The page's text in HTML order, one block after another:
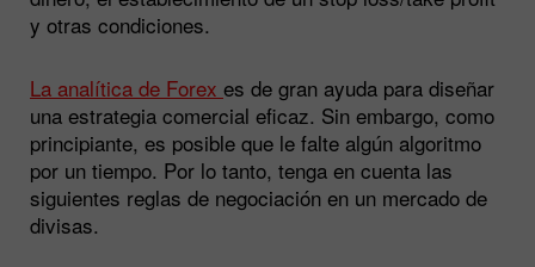
y otras condiciones.
La analítica de Forex es de gran ayuda para diseñar
una estrategia comercial eficaz. Sin embargo, como
principiante, es posible que le falte algún algoritmo
por un tiempo. Por lo tanto, tenga en cuenta las
siguientes reglas de negociación en un mercado de
divisas.